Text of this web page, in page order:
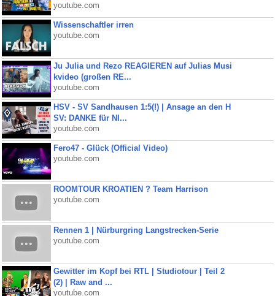
youtube.com
Wissenschaftler irren
youtube.com
Ju Julia und Rezo REAGIEREN auf Julias Musi
kvideo (großen RE...
youtube.com
HSV - SV Sandhausen 1:5(!) | Ansage an den H
SV: DANKE für NI...
youtube.com
Fero47 - Glück (Official Video)
youtube.com
ROOMTOUR KROATIEN ? Team Harrison
youtube.com
Rennen 1 | Nürburgring Langstrecken-Serie
youtube.com
Gewitter im Kopf bei RTL | Studiotour | Teil 2
(2) | Raw and ...
youtube.com